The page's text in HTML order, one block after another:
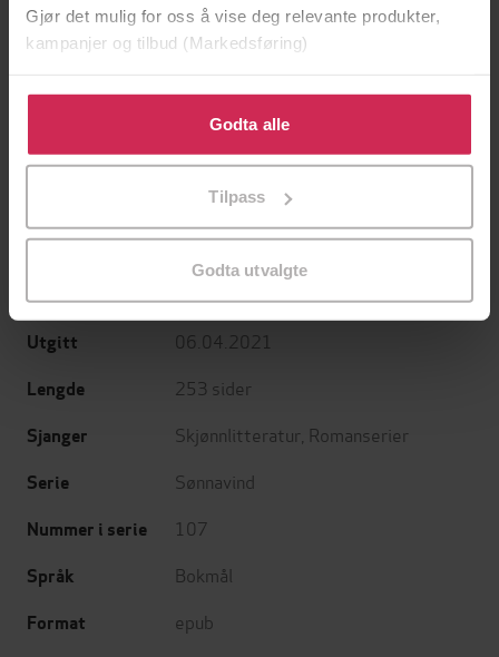
Gjør det mulig for oss å vise deg relevante produkter,
kampanjer og tilbud (Markedsføring)
Klikk på «Godta alle» for å gi oss ditt samtykke til å
bruke cookies for alle disse formålene. Du kan også
tilpasse ditt samtykke til spesifikke formål ved å klikke
Godta alle
Tilpass
Godta utvalgte
199,-
Jo Nesbø
Jørn Lier Horst
Forfattere Frid Ingulstad(forfatter)
Forlag
Utgitt 06.04.2021
Lengde 253 sider
Sjanger Skjønnlitteratur Romanserier
Serie Sønnavind
Nummer i serie 107
Språk Bokmål
Format epub